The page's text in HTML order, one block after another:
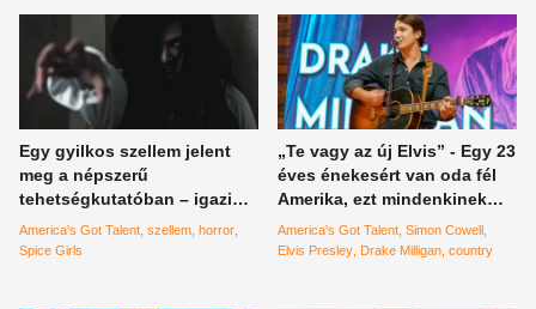
Egy gyilkos szellem jelent
meg a népszerű
tehetségkutatóban – igazi
horror volt a stúdióban
America's Got Talent szellem horror
Spice Girls
„Te vagy az új Elvis” - Egy 23
éves énekesért van oda fél
Amerika, ezt mindenkinek
látnia kell
America's Got Talent Simon Cowell
Elvis Presley Drake Milligan country